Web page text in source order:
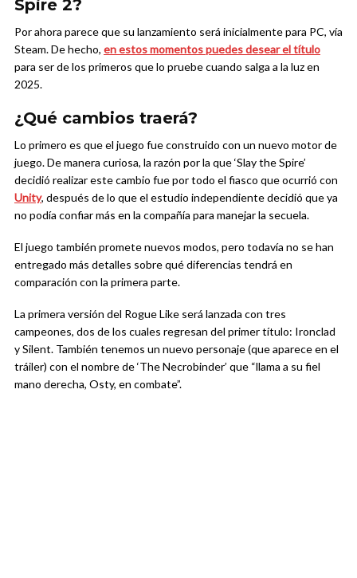
Spire 2?
Por ahora parece que su lanzamiento será inicialmente para PC, vía
Steam. De hecho, en estos momentos puedes desear el título
para ser de los primeros que lo pruebe cuando salga a la luz en
2025.
¿Qué cambios traerá?
Lo primero es que el juego fue construido con un nuevo motor de
juego. De manera curiosa, la razón por la que ‘Slay the Spire’
decidió realizar este cambio fue por todo el fiasco que ocurrió con
Unity, después de lo que el estudio independiente decidió que ya
no podía confiar más en la compañía para manejar la secuela.
El juego también promete nuevos modos, pero todavía no se han
entregado más detalles sobre qué diferencias tendrá en
comparación con la primera parte.
La primera versión del Rogue Like será lanzada con tres
campeones, dos de los cuales regresan del primer título: Ironclad
y Silent. También tenemos un nuevo personaje (que aparece en el
tráiler) con el nombre de ‘The Necrobinder’ que “llama a su fiel
mano derecha, Osty, en combate”.